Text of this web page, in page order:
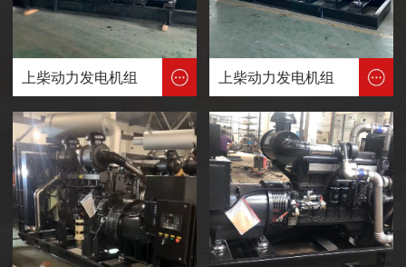
上柴动力发电机组 上柴动力发电机组